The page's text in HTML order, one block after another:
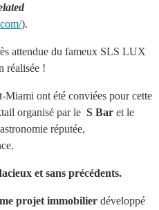
).
Miami ont été conviées pour cette
organisé par le S Bar et le
réputée,
et sans précédents.
projet immobilier développé